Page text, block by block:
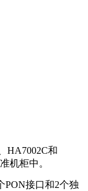
HA7002C和
机柜中。
PON接口和2个独